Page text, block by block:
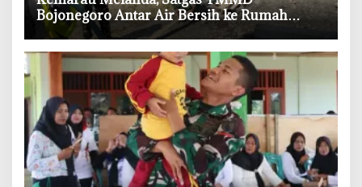
Bojonegoro Antar Air Bersih ke Rumah
Warga